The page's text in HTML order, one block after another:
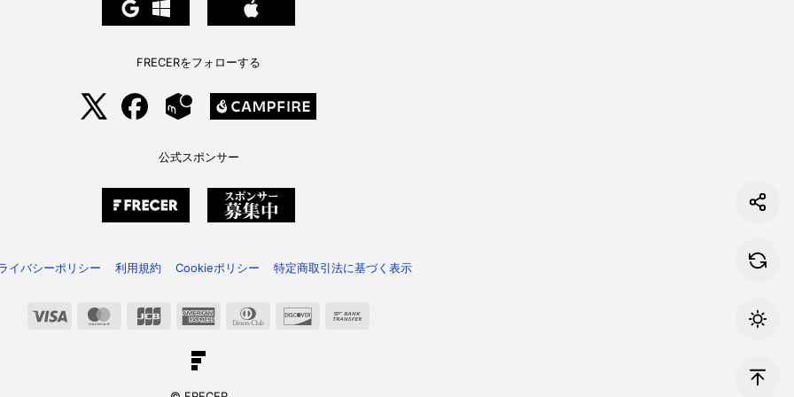
FRECERをフォローする
公式スポンサー
イバシーポリシー 利用規約 Cookieポリシー 特定商取引法に基づく表示
Visa MasterCard
JCB
American Dinners
Discover